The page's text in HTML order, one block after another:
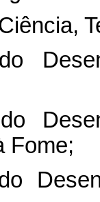
Fome;